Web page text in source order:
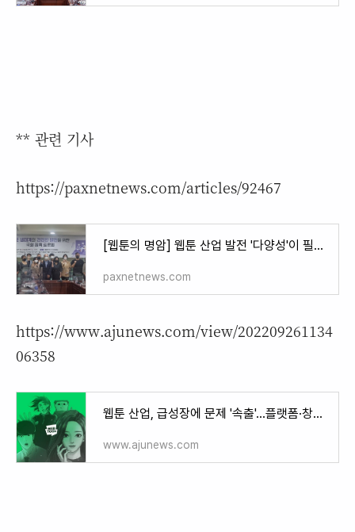
** 관련 기사
https://paxnetnews.com/articles/92467
[웹툰의 명암] 웹툰 산업 발전 '다양성'이 필수 - 팍스넷뉴스
paxnetnews.com
https://www.ajunews.com/view/202209261134
06358
웹툰 산업, 급성장에 문제 '속출'...플랫폼·창작자 불균형 해소해야 | 아주경제
www.ajunews.com